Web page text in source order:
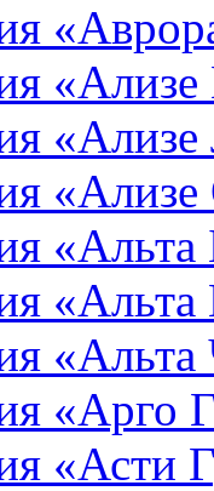
«Альта
«Альта
«Арго
«Асти